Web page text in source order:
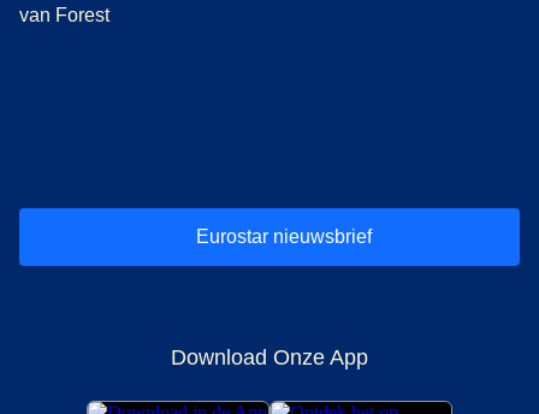
van Forest
Eurostar nieuwsbrief
Download Onze App